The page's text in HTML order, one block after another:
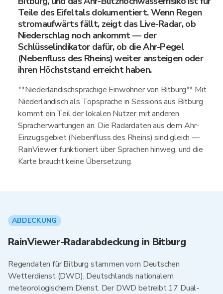
Teile des Eifeltals dokumentiert. Wenn Regen
stromaufwärts fällt, zeigt das Live-Radar, ob
Niederschlag noch ankommt — der
Schlüsselindikator dafür, ob die Ahr-Pegel
(Nebenfluss des Rheins) weiter ansteigen oder
ihren Höchststand erreicht haben.
**Niederländischsprachige Einwohner von Bitburg** Mit
Niederländisch als Topsprache in Sessions aus Bitburg
kommt ein Teil der lokalen Nutzer mit anderen
Spracherwartungen an. Die Radardaten aus dem Ahr-
Einzugsgebiet (Nebenfluss des Rheins) sind gleich —
RainViewer funktioniert über Sprachen hinweg, und die
Karte braucht keine Übersetzung.
ABDECKUNG
RainViewer-Radarabdeckung in Bitburg
Regendaten für Bitburg stammen vom Deutschen
Wetterdienst (DWD), Deutschlands nationalem
meteorologischem Dienst. Der DWD betreibt 17 Dual-